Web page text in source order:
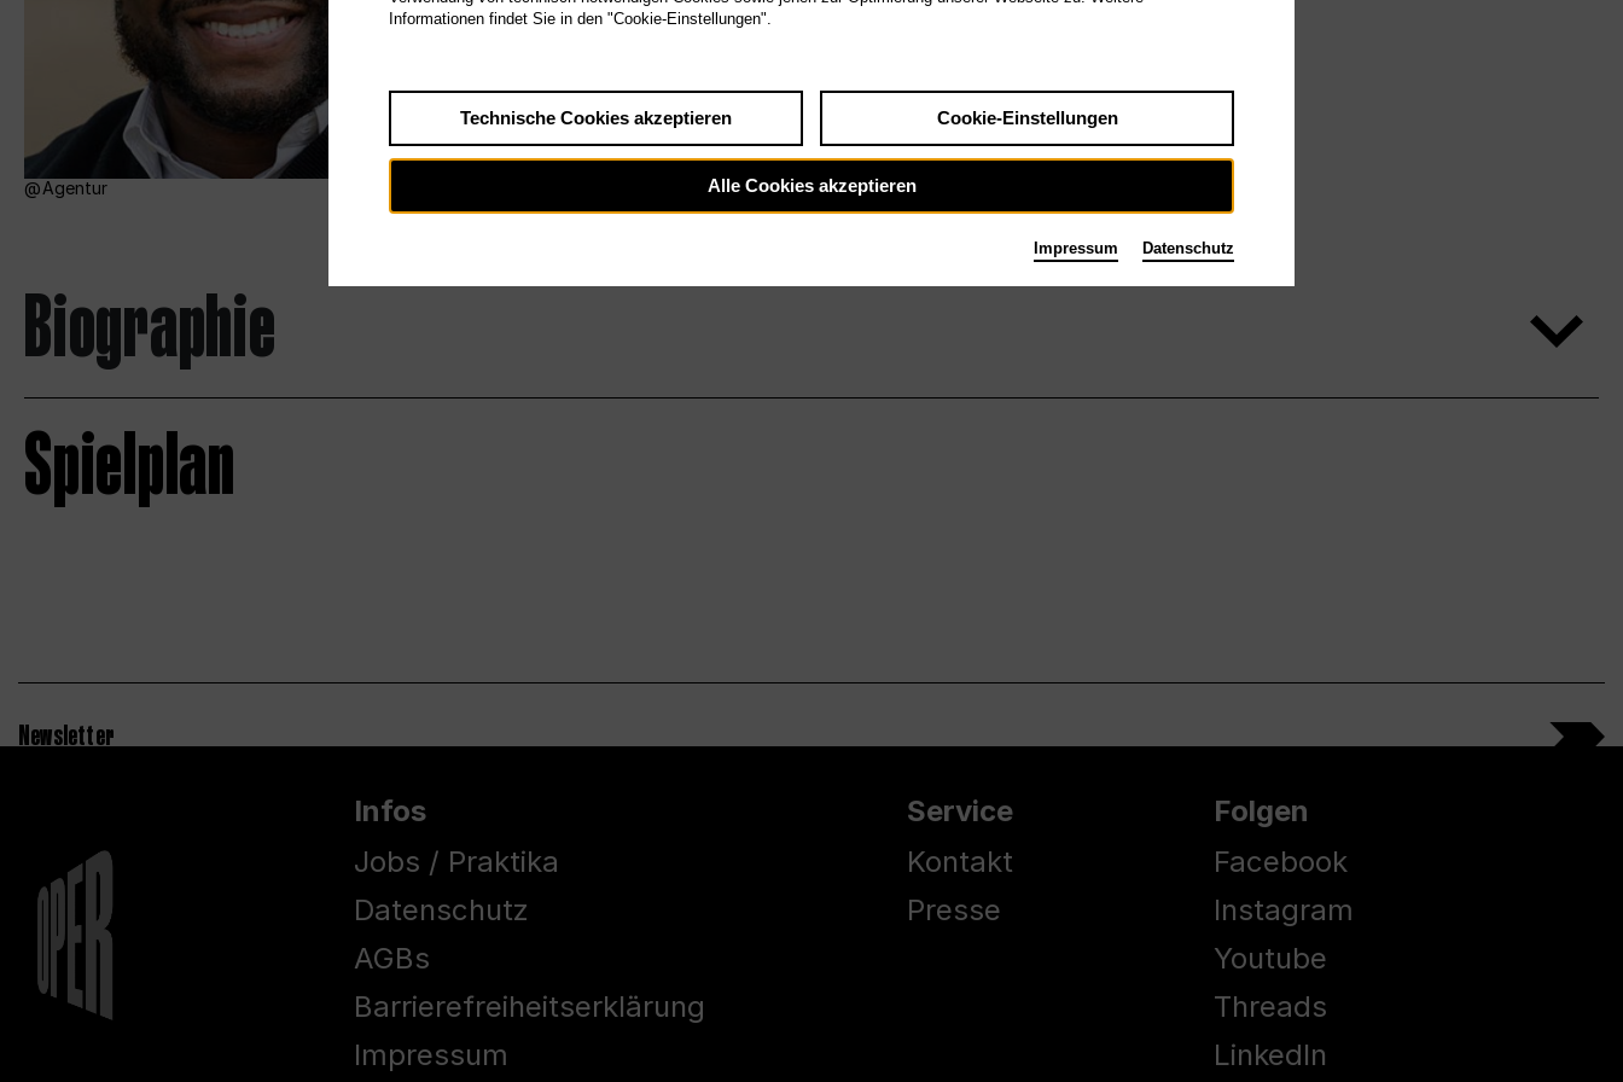
Agentur
Biographie
Spielplan
Newsletter
Infos
Jobs / Praktika
Datenschutz
AGBs
Barrierefreiheitserklärung
Impressum
Service
Kontakt
Presse
Folgen
Facebook
Instagram
Youtube
Threads
LinkedIn
Informationen findet Sie in den "Cookie-Einstellungen".
Technische Cookies akzeptieren Cookie-Einstellungen
Alle Cookies akzeptieren
Impressum Datenschutz